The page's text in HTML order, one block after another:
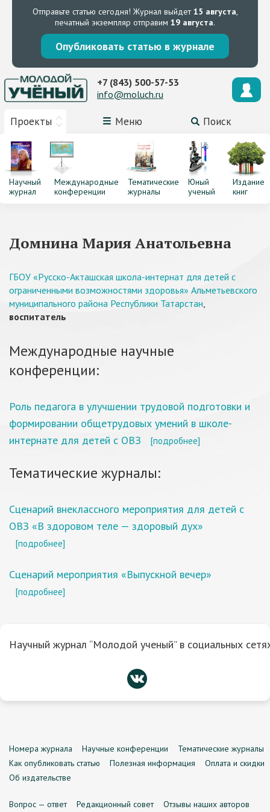
Отправьте статью сегодня! Журнал выйдет15 августа,
печатный экземпляр отправим 19 августа.
Опубликовать статью в журнале
Проекты Меню Поиск
+7 (843) 500-57-53
info@moluch.ru
Научный
журнал
Международные
конференции
Тематические
журналы
Юный
ученый
Издание
книг
Домнина Мария Анатольевна
ГБОУ «Русско-Акташская школа-интернат для детей с
ограниченными возможностями здоровья» Альметьевского
муниципального района Республики Татарстан,
воспитатель
Международные научные
конференции:
Роль педагога в улучшении трудовой подготовки и
формировании общетрудовых умений в школе-
интернате для детей с ОВЗ
[подробнее]
Тематические журналы:
Сценарий внеклассного мероприятия для детей с
ОВЗ «В здоровом теле — здоровый дух»
[подробнее]
Сценарий мероприятия «Выпускной вечер»
[подробнее]
Научный журнал “Молодой ученый” в социальных
Номера журнала Научные конференции
Тематические журналы
Как опубликовать статью
Полезная информация
Оплата и скидки
Об издательстве
Вопрос — ответ Редакционный совет Отзывы наших авторов